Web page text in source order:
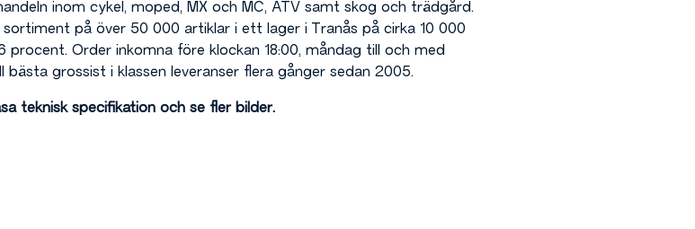
inom cykel, moped, MX och MC, ATV samt skog och trädgård.
på över 50 000 artiklar i ett lager i Tranås på cirka 10 000
Order inkomna före klockan 18:00, måndag till och med
grossist i klassen leveranser flera gånger sedan 2005.
teknisk specifikation och se fler bilder.